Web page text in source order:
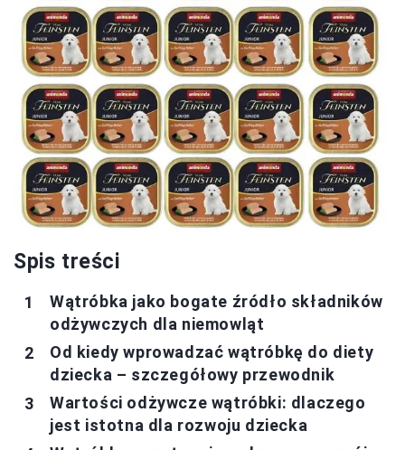
Spis treści
Wątróbka jako bogate źródło składników
odżywczych dla niemowląt
Od kiedy wprowadzać wątróbkę do diety
dziecka – szczegółowy przewodnik
Wartości odżywcze wątróbki: dlaczego
jest istotna dla rozwoju dziecka